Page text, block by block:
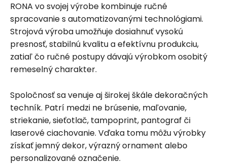
RONA vo svojej výrobe kombinuje ručné
spracovanie s automatizovanými technológiami.
Strojová výroba umožňuje dosiahnuť vysokú
presnosť, stabilnú kvalitu a efektívnu produkciu,
zatiaľ čo ručné postupy dávajú výrobkom osobitý
remeselný charakter.
Spoločnosť sa venuje aj širokej škále dekoračných
techník. Patrí medzi ne brúsenie, maľovanie,
striekanie, sieťotlač, tampoprint, pantograf či
laserové ciachovanie. Vďaka tomu môžu výrobky
získať jemný dekor, výrazný ornament alebo
personalizované označenie.